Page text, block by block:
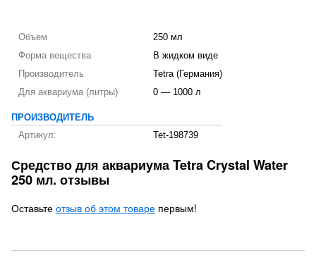
Объем
250 мл
Форма вещества
В жидком виде
Производитель
Tetra (Германия)
Для аквариума (литры)
0 — 1000 л
ПРОИЗВОДИТЕЛЬ
Артикул:
Tet-198739
Средство для аквариума Tetra Crystal Water
250 мл. отзывы
Оставьте отзыв об этом товаре первым!